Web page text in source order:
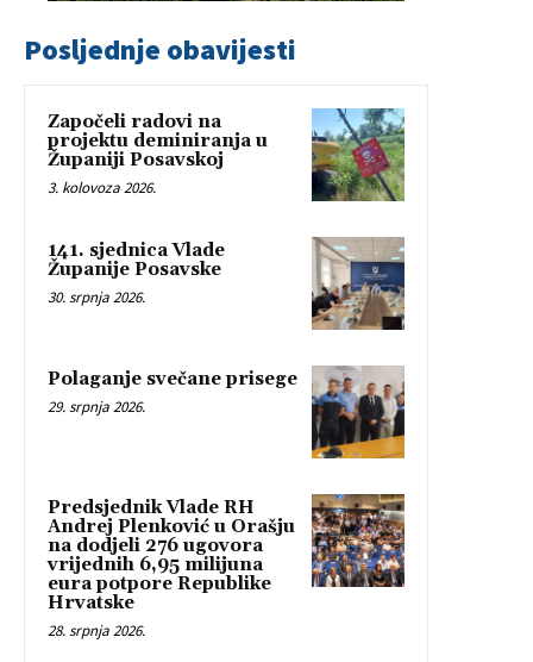
Posljednje obavijesti
Započeli radovi na
projektu deminiranja u
Županiji Posavskoj
3. kolovoza 2026.
141. sjednica Vlade
Županije Posavske
30. srpnja 2026.
Polaganje svečane prisege
29. srpnja 2026.
Predsjednik Vlade RH
Andrej Plenković u Orašju
na dodjeli 276 ugovora
vrijednih 6,95 milijuna
eura potpore Republike
Hrvatske
28. srpnja 2026.